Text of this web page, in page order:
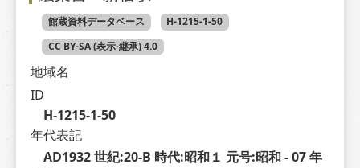
館蔵資料データベース
H-1215-1-50
CC BY-SA (表示-継承) 4.0
地域名
ID
H-1215-1-50
年代表記
AD1932 世紀:20-B 時代:昭和１ 元号:昭和 - 07 年